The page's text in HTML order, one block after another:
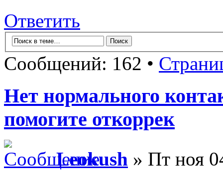
Ответить
Сообщений: 162 •
Нет нормального
помогите откоррек
Leokush » Пт ноя